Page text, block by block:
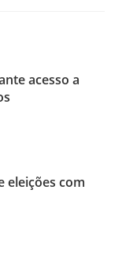
acesso a
eleições com